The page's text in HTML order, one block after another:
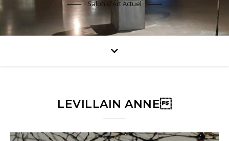
Salon d'Art Actuel
LEVILLAIN ANNE